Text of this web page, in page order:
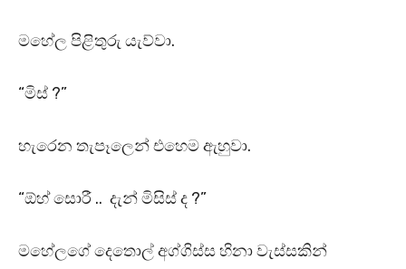
මහේල පිළිතුරු යැව්වා.
“මිස් ?”
හැරෙන තැපෑලෙන් එහෙම ඇහුවා.
“ඕහ් සොරී .. දැන් මිසිස් ද ?”
මහේලගේ දෙතොල් අග්ගිස්ස හිනා වැස්සකින්